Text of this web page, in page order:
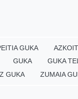
GUKA
GUKA GUKA
GUKA ZUMAIA